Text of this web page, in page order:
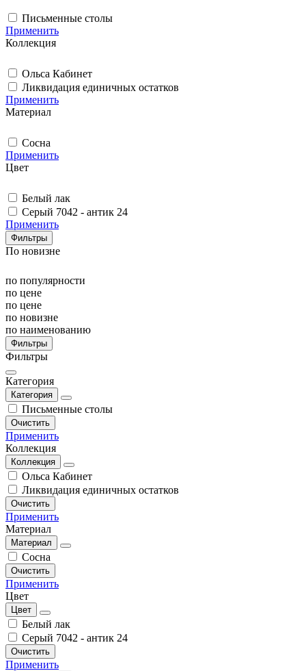
Письменные столы
Применить
Коллекция
Ольса Кабинет
Ликвидация единичных остатков
Применить
Материал
Сосна
Применить
Цвет
Белый лак
Серый 7042 - антик 24
Применить
Фильтры
По новизне
по популярности
по цене
по цене
по новизне
по наименованию
Фильтры
Фильтры
Категория
Категория
Письменные столы
Очистить
Применить
Коллекция
Коллекция
Ольса Кабинет
Ликвидация единичных остатков
Очистить
Применить
Материал
Материал
Сосна
Очистить
Применить
Цвет
Цвет
Белый лак
Серый 7042 - антик 24
Очистить
Применить